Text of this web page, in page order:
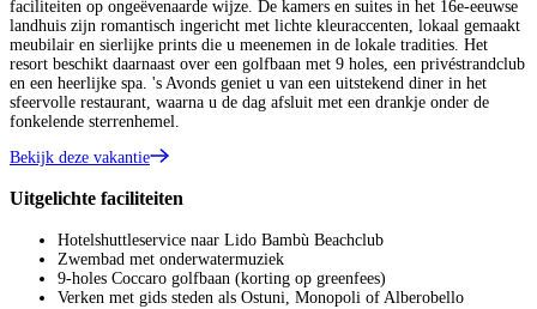
faciliteiten op ongeëvenaarde wijze. De kamers en suites in het 16e-eeuwse
landhuis zijn romantisch ingericht met lichte kleuraccenten, lokaal gemaakt
meubilair en sierlijke prints die u meenemen in de lokale tradities. Het
resort beschikt daarnaast over een golfbaan met 9 holes, een privéstrandclub
en een heerlijke spa. 's Avonds geniet u van een uitstekend diner in het
sfeervolle restaurant, waarna u de dag afsluit met een drankje onder de
fonkelende sterrenhemel.
Bekijk deze vakantie
Uitgelichte faciliteiten
Hotelshuttleservice naar Lido Bambù Beachclub
Zwembad met onderwatermuziek
9-holes Coccaro golfbaan (korting op greenfees)
Verken met gids steden als Ostuni, Monopoli of Alberobello